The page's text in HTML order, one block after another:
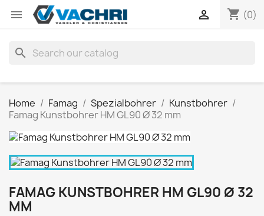
 shopping_cart (0)

search
Home Famag Spezialbohrer
Kunstbohrer
Famag Kunstbohrer HM GL90 Ø 32 mm
FAMAG KUNSTBOHRER HM GL90 Ø 32
MM